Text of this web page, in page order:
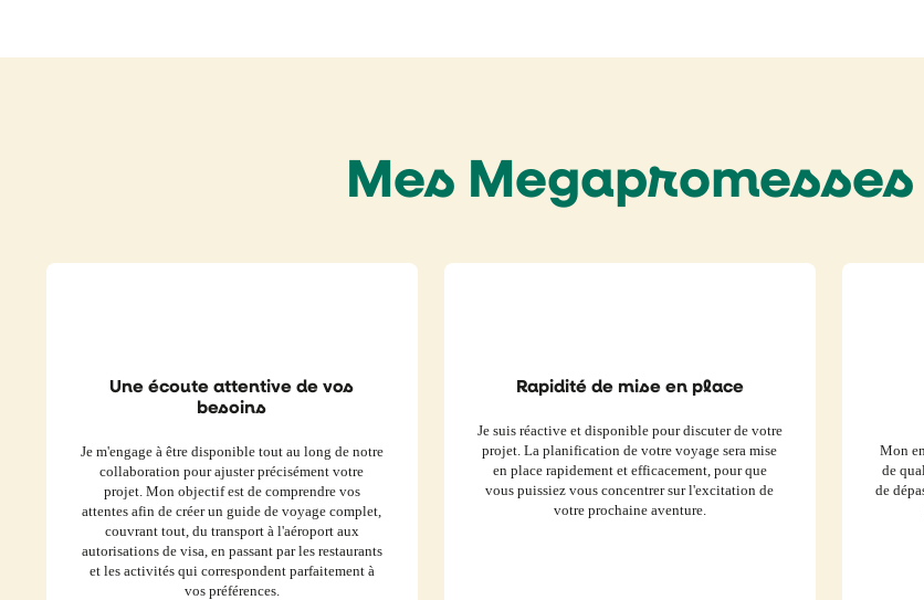
Mes Megapromesses
Une écoute attentive de vos
besoins
Je m'engage à être disponible tout au long de notre
collaboration pour ajuster précisément votre
projet. Mon objectif est de comprendre vos
attentes afin de créer un guide de voyage complet,
couvrant tout, du transport à l'aéroport aux
autorisations de visa, en passant par les restaurants
et les activités qui correspondent parfaitement à
vos préférences.
Rapidité de mise en place
Je suis réactive et disponible pour discuter de votre
projet. La planification de votre voyage sera mise
en place rapidement et efficacement, pour que
vous puissiez vous concentrer sur l'excitation de
votre prochaine aventure.
Mon
de
de